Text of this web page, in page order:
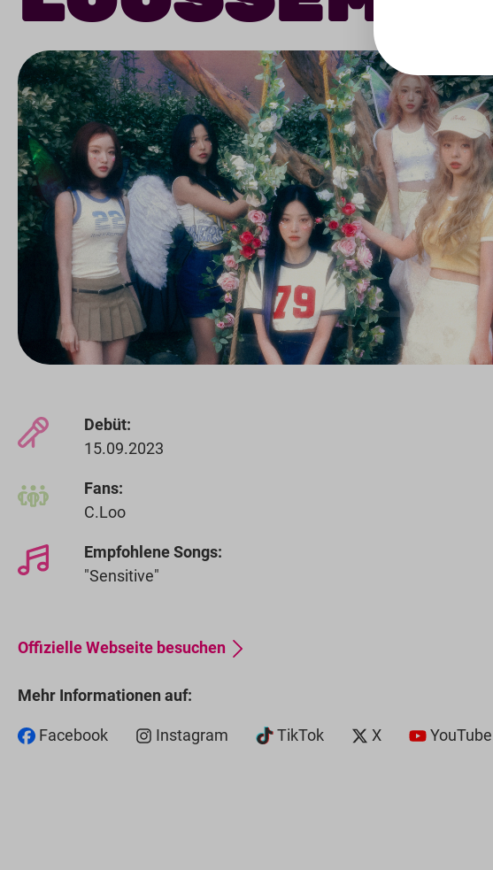
Debüt:
15.09.2023
Fans:
C.Loo
Empfohlene Songs:
"Sensitive"
Offizielle Webseite besuchen
Mehr Informationen auf:
Facebook Instagram TikTok X YouTube